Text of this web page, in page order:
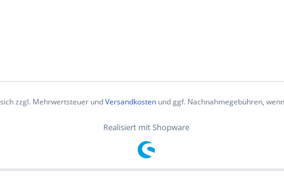
zzgl. Mehrwertsteuer undVersandkosten und ggf. Nachnahmegebühren,
Realisiert mit Shopware